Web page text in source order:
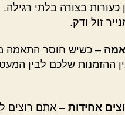
כעורות בצורה בלתי
זול ודק.
– כשיש חוסר התאמה
ההזמנות שלכם לבין
אחידות – אתם רוצים